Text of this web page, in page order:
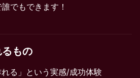
でもできます！
もの
る」という実感/成功体験